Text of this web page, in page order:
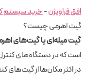
افق فراویژن-خرید سیستم
گیت اهرمی چیست؟
گیت میله‌ای یا گیت‌های
است که در دستگاه‌های کنترل
در اکثر مکان‌ها از گیت‌های